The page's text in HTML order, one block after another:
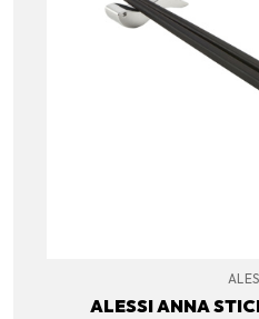
ALESSI ANNA